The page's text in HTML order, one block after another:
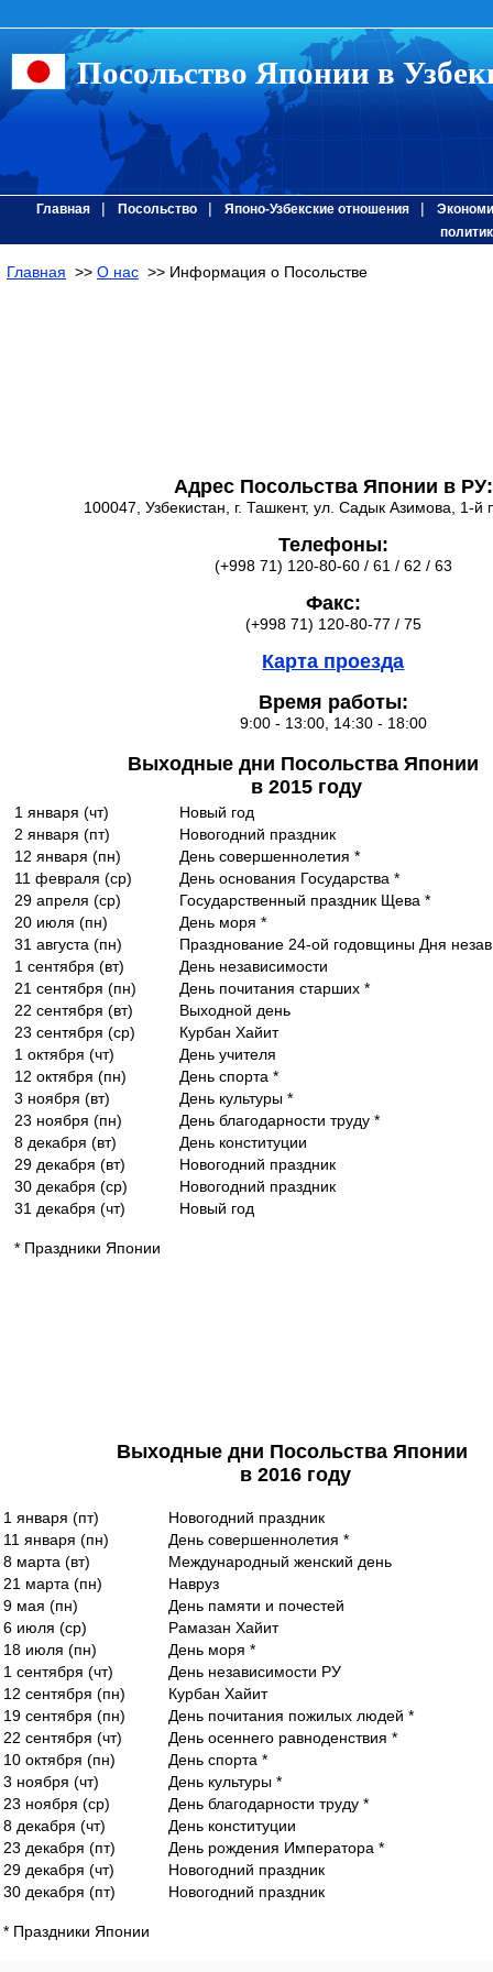
Посольство Японии в
Главная | Посольство | Японо-Узбекские отношения |
Главная >> О нас >> Информация о Посольстве
Адрес Посольства Японии в РУ:
100047, Узбекистан, г. Ташкент, ул. Садык Азимова, 1-й
Телефоны:
(+998 71) 120-80-60 / 61 / 62 / 63
Факс:
(+998 71) 120-80-77 / 75
Карта проезда
Время работы:
9:00 - 13:00, 14:30 - 18:00
Выходные дни Посольства Японии
в 2015 году
1 января (чт)
Новый год
2 января (пт)
Новогодний праздник
12 января (пн)
День совершеннолетия *
11 февраля (ср)
День основания Государства *
29 апреля (ср)
Государственный праздник Щева *
20 июля (пн)
День моря *
31 августа (пн)
Празднование 24-ой годовщины Дня
1 сентября (вт)
День независимости
21 сентября (пн)
День почитания старших *
22 сентября (вт)
Выходной день
23 сентября (ср)
Курбан Хайит
1 октября (чт)
День учителя
12 октября (пн)
День спорта *
3 ноября (вт)
День культуры *
23 ноября (пн)
День благодарности труду *
8 декабря (вт)
День конституции
29 декабря (вт)
Новогодний праздник
30 декабря (ср)
Новогодний праздник
31 декабря (чт)
Новый год
* Праздники Японии
Выходные дни Посольства Японии
в 2016 году
1 января (пт)
Новогодний праздник
11 января (пн)
День совершеннолетия *
8 марта (вт)
Международный женский день
21 марта (пн)
Навруз
9 мая (пн)
День памяти и почестей
6 июля (ср)
Рамазан Хайит
18 июля (пн)
День моря *
1 сентября (чт)
День независимости РУ
12 сентября (пн)
Курбан Хайит
19 сентября (пн)
День почитания пожилых людей *
22 сентября (чт)
День осеннего равноденствия *
10 октября (пн)
День спорта *
3 ноября (чт)
День культуры *
23 ноября (ср)
День благодарности труду *
8 декабря (чт)
День конституции
23 декабря (пт)
День рождения Императора *
29 декабря (чт)
Новогодний праздник
30 декабря (пт)
Новогодний праздник
* Праздники Японии